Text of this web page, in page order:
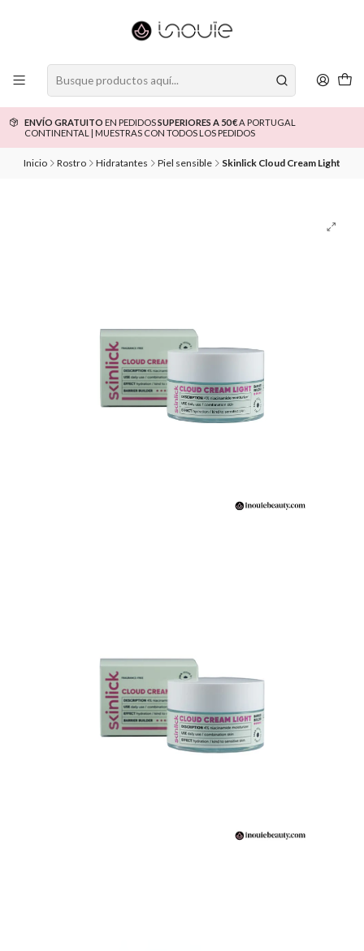
ENVÍO GRATUITO EN PEDIDOSSUPERIORES A 50 €A PORTUGAL
CONTINENTAL | MUESTRAS CON TODOS LOS PEDIDOS
Inicio Rostro Hidratantes Piel sensible Skinlick Cloud Cream Light